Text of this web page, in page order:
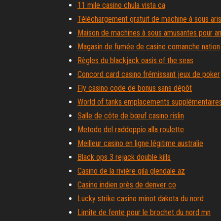
11 mile casino chula vista ca
Téléchargement gratuit de machine à sous
Maison de machines à sous amusantes pour
Magasin de fumée de casino comanche nation
Règles du blackjack oasis of the seas
Concord card casino frémissant jeux de poker
Fly casino code de bonus sans dépôt
World of tanks emplacements
Salle de côte de bœuf casino rislin
Metodo del raddoppio alla roulette
Meilleur casino en ligne légitime australie
Black ops 3 rejack double kills
Casino de la rivière gila glendale az
Casino indien près de denver co
Lucky strike casino minot dakota du nord
Limite de fente pour le brochet du nord mn